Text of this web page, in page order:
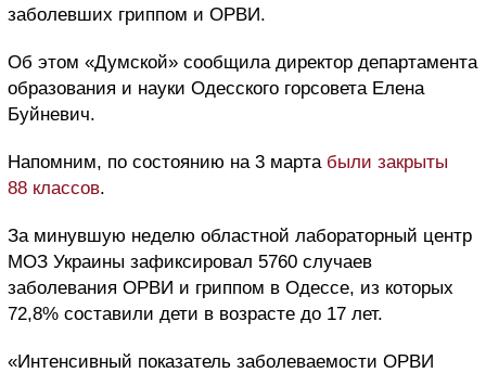
заболевших гриппом и ОРВИ.
Об этом «Думской» сообщила директор департамента
образования и науки Одесского горсовета Елена
Буйневич.
Напомним, по состоянию на 3 марта были закрыты
88 классов.
За минувшую неделю областной лабораторный центр
МОЗ Украины зафиксировал 5760 случаев
заболевания ОРВИ и гриппом в Одессе, из которых
72,8% составили дети в возрасте до 17 лет.
«Интенсивный показатель заболеваемости ОРВИ